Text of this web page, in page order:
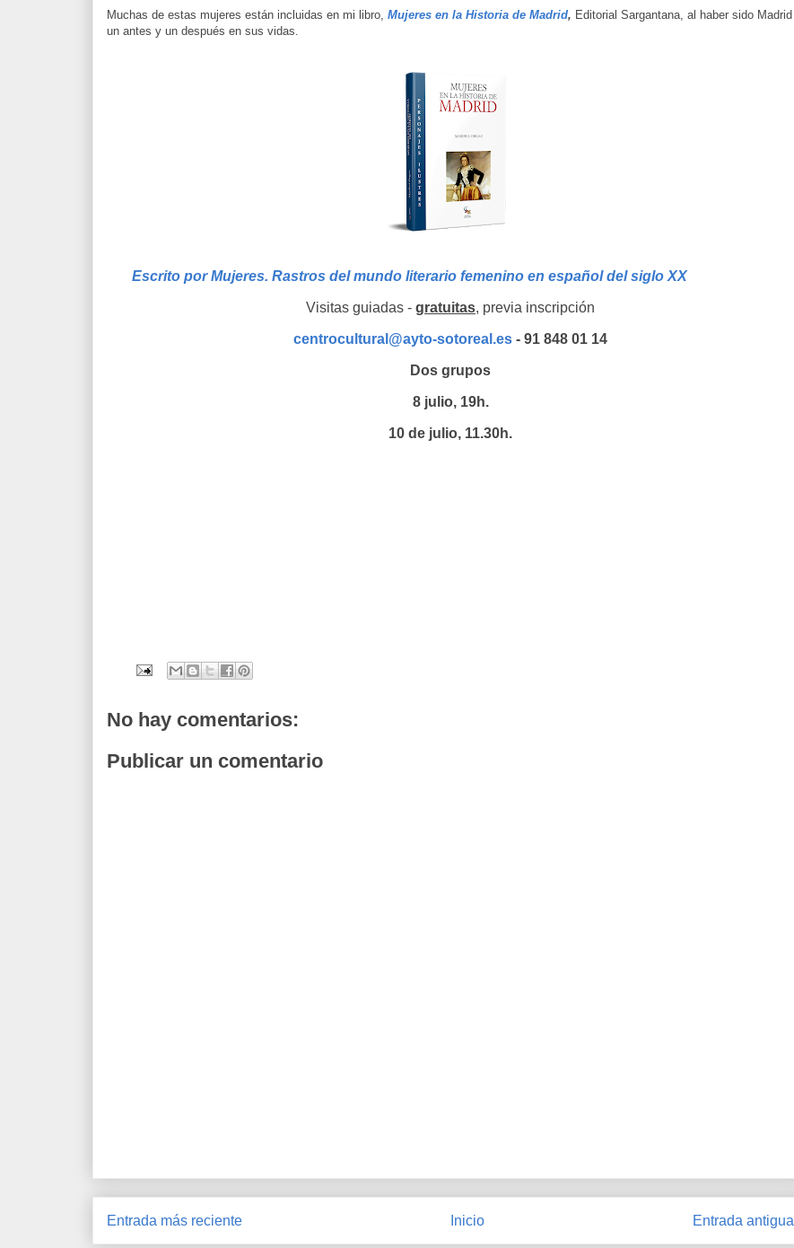
Muchas de estas mujeres están incluidas en mi libro, Mujeres en la Historia de Madrid, Editorial Sargantana, al haber sido Madrid
un antes y un después en sus vidas.
Escrito por Mujeres. Rastros del mundo literario femenino en español del siglo XX
Visitas guiadas - gratuitas, previa inscripción
centrocultural@ayto-sotoreal.es - 91 848 01 14
Dos grupos
8 julio, 19h.
10 de julio, 11.30h.
No hay comentarios:
Publicar un comentario
Entrada más reciente Entrada antigua
Inicio